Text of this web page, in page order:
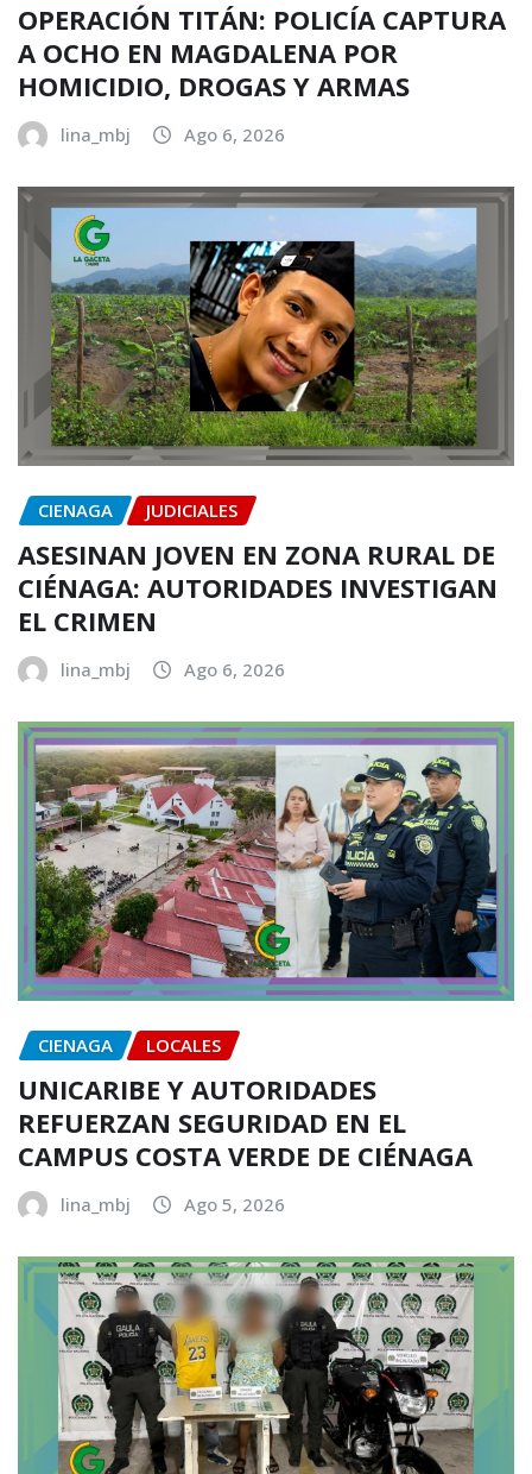
OPERACIÓN TITÁN: POLICÍA CAPTURA
A OCHO EN MAGDALENA POR
HOMICIDIO, DROGAS Y ARMAS
lina_mbj Ago 6, 2026
CIENAGA JUDICIALES
ASESINAN JOVEN EN ZONA RURAL DE
CIÉNAGA: AUTORIDADES INVESTIGAN
EL CRIMEN
lina_mbj Ago 6, 2026
CIENAGA LOCALES
UNICARIBE Y AUTORIDADES
REFUERZAN SEGURIDAD EN EL
CAMPUS COSTA VERDE DE CIÉNAGA
lina_mbj Ago 5, 2026